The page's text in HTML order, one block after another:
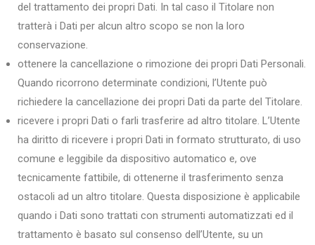
del trattamento dei propri Dati. In tal caso il Titolare non
tratterà i Dati per alcun altro scopo se non la loro
conservazione.
ottenere la cancellazione o rimozione dei propri Dati Personali.
Quando ricorrono determinate condizioni, l’Utente può
richiedere la cancellazione dei propri Dati da parte del Titolare.
ricevere i propri Dati o farli trasferire ad altro titolare. L’Utente
ha diritto di ricevere i propri Dati in formato strutturato, di uso
comune e leggibile da dispositivo automatico e, ove
tecnicamente fattibile, di ottenerne il trasferimento senza
ostacoli ad un altro titolare. Questa disposizione è applicabile
quando i Dati sono trattati con strumenti automatizzati ed il
trattamento è basato sul consenso dell’Utente, su un